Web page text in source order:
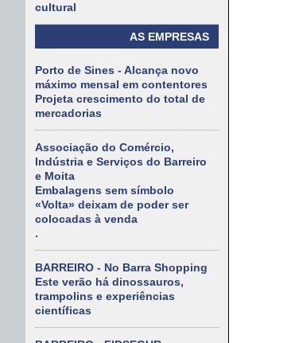
cultural
AS EMPRESAS
Porto de Sines - Alcança novo
máximo mensal em contentores
Projeta crescimento do total de
mercadorias
Associação do Comércio,
Indústria e Serviços do Barreiro
e Moita
Embalagens sem símbolo
«Volta» deixam de poder ser
colocadas à venda
.
BARREIRO - No Barra Shopping
Este verão há dinossauros,
trampolins e experiências
científicas